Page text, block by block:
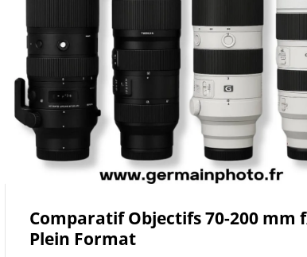
Comparatif Objectifs 70-200 mm
Plein Format